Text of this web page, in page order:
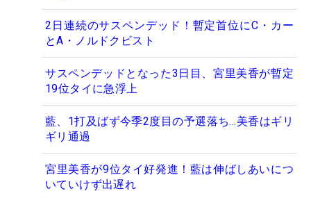
2日連続のサスペンデッド！暫定首位にC・カー
とA・ノルドクビスト
サスペンデッドとなった3日目、宮里美香が暫定
19位タイに急浮上
藍、1打及ばず今季2度目の予選落ち…美香はギリ
ギリ通過
宮里美香が9位タイ好発進！藍は伸ばしあいにつ
いていけず出遅れ